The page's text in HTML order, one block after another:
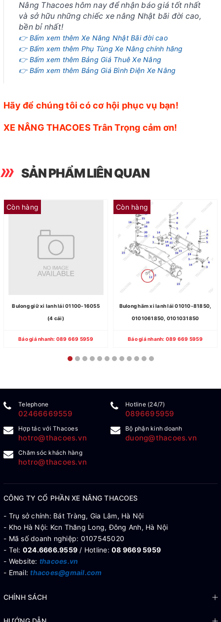
Nâng Thacoes hôm nay để nhận báo giá tốt nhất
và sở hữu những chiếc xe nâng Nhật bãi đời cao,
bền bỉ nhất!
👉 Bấm xem thêm Xe Nâng Nhật Bãi đời cao
👉 Bấm xem thêm Phụ Tùng Xe Nâng chính hãng
👉 Bấm xem thêm Bảng Giá Thuê Xe Nâng
👉 Bấm xem thêm Bảng Giá Bình Điện Xe Nâng
Hãy để chúng tôi có cơ hội phục vụ bạn!
XE NÂNG THACOES Trân Trọng cảm ơn!
SẢN PHẨM LIÊN QUAN
Còn hàng
Bulong giữ xi lanh lái 01100-16055
(4 cái)
Báo giá nhanh: 089 669 5959
Còn hàng
Bulong hãm xi lanh lái 01010-81850,
0101061850, 0101031850
Báo giá nhanh: 089 669 5959
Telephone
02466669559
Hotline (24/7)
0896695959
Hợp tác với Thacoes
hotro@thacoes.vn
Bộ phận kinh doanh
duong@thacoes.vn
Chăm sóc khách hàng
hotro@thacoes.vn
CÔNG TY CỔ PHẦN XE NÂNG THACOES
- Trụ sở chính: Bát Tràng, Gia Lâm, Hà Nội
- Kho Hà Nội: Kcn Thăng Long, Đông Anh, Hà Nội
- Mã số doanh nghiệp: 0107545020
- Tel: 024.6666.9559 / Hotline: 08 9669 5959
- Website: thacoes.vn
- Email:thacoes@gmail.com
CHÍNH SÁCH